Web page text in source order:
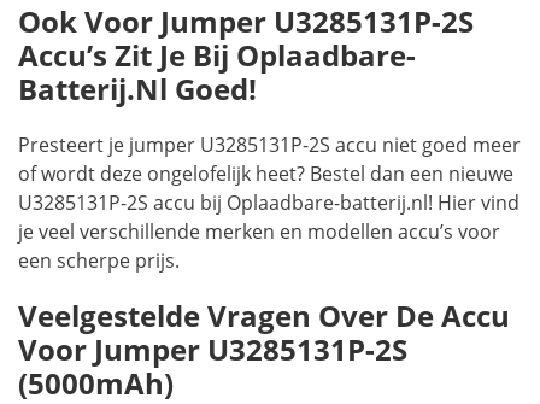
Ook Voor Jumper U3285131P-2S
Accu’s Zit Je Bij Oplaadbare-
Batterij.nl Goed!
Presteert je jumper U3285131P-2S accu niet goed meer
of wordt deze ongelofelijk heet? Bestel dan een nieuwe
U3285131P-2S accu bij Oplaadbare-batterij.nl! Hier vind
je veel verschillende merken en modellen accu’s voor
een scherpe prijs.
Veelgestelde Vragen Over De Accu
Voor Jumper U3285131P-2S
(5000mAh)